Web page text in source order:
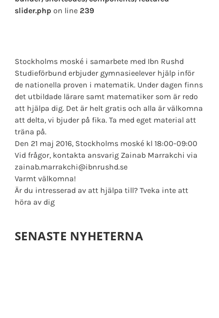
slider.php on line 239
Stockholms moské i samarbete med Ibn Rushd
Studieförbund erbjuder gymnasieelever hjälp inför
de nationella proven i matematik. Under dagen finns
det utbildade lärare samt matematiker som är redo
att hjälpa dig. Det är helt gratis och alla är välkomna
att delta, vi bjuder på fika. Ta med eget material att
träna på.
Den 21 maj 2016, Stockholms moské kl 18:00-09:00
Vid frågor, kontakta ansvarig Zainab Marrakchi via
zainab.marrakchi@ibnrushd.se
Varmt välkomna!
Är du intresserad av att hjälpa till? Tveka inte att
höra av dig
SENASTE NYHETERNA